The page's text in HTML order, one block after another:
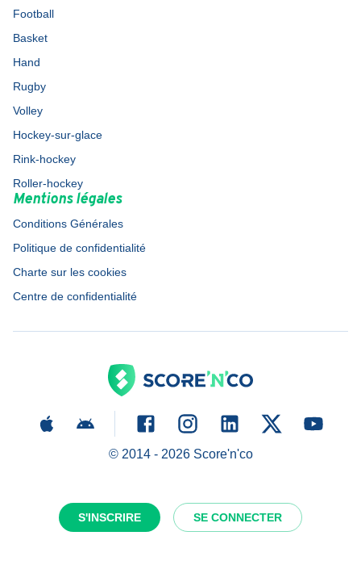
S'INSCRIRE SE CONNECTER
Football
Basket
Hand
Rugby
Volley
Hockey-sur-glace
Rink-hockey
Roller-hockey
Mentions légales
Conditions Générales
Politique de confidentialité
Charte sur les cookies
Centre de confidentialité
© 2014 - 2026Score'n'co